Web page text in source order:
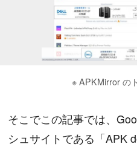
※ APKMirror の
そこでこの記事では、
シュサイトである「APK